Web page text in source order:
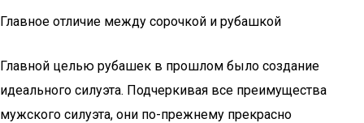
Главное отличие между сорочкой и рубашкой
Главной целью рубашек в прошлом было создание
идеального силуэта. Подчеркивая все преимущества
мужского силуэта, они по-прежнему прекрасно